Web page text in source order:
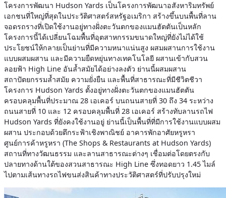
โครงการพัฒนา Hudson Yards เป็นโครงการพัฒนาอสังหาริมทรัพย์
เอกชนที่ใหญ่ที่สุดในประวัติศาสตร์สหรัฐอเมริกา สร้างขึ้นบนพื้นที่ลาน
จอดรถรางที่เปิดใช้งานอยู่ทางฝั่งตะวันตกของแมนฮัตตันเป็นหลัก
โครงการนี้ได้เปลี่ยนโฉมพื้นที่อุตสาหกรรมขนาดใหญ่ที่ยังไม่ได้ใช้
ประโยชน์ให้กลายเป็นย่านที่มีความหนาแน่นสูง ผสมผสานการใช้งาน
แบบผสมผสาน และมีความยืดหยุ่นทางเทคโนโลยี ผสานเข้ากับสวน
ลอยฟ้า High Line อันล้ำสมัยได้อย่างลงตัว ย่านนี้ผสมผสาน
สถาปัตยกรรมล้ำสมัย ความยั่งยืน และพื้นที่สาธารณะที่มีชีวิตชีวา
โครงการ Hudson Yards ตั้งอยู่ทางฝั่งตะวันตกของแมนฮัตตัน
ครอบคลุมพื้นที่ประมาณ 28 เอเคอร์ บนถนนสายที่ 30 ถึง 34 ระหว่าง
ถนนสายที่ 10 และ 12 ครอบคลุมพื้นที่ 28 เอเคอร์ สร้างทับลานรถไฟ
Hudson Yards ที่ยังคงใช้งานอยู่ ย่านนี้เป็นพื้นที่ที่มีการใช้งานแบบผสม
ผสาน ประกอบด้วยตึกระฟ้าเชิงพาณิชย์ อาคารพักอาศัยหรูหรา
ศูนย์การค้าหรูหรา (The Shops & Restaurants at Hudson Yards)
สถานที่ทางวัฒนธรรม และลานสาธารณะต่างๆ เชื่อมต่อโดยตรงกับ
ปลายทางด้านใต้ของสวนสาธารณะ High Line ซึ่งทอดยาว 1.45 ไมล์
ไปตามเส้นทางรถไฟขนส่งสินค้าทางประวัติศาสตร์ที่ปรับปรุงใหม่